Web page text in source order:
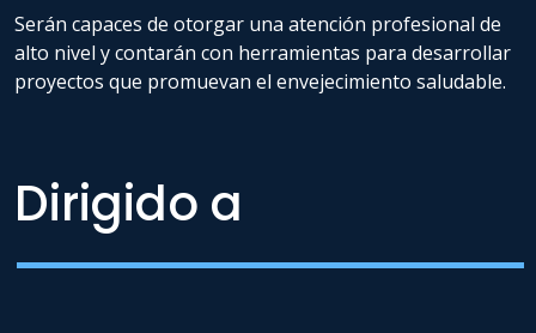
Serán capaces de otorgar una atención profesional de
alto nivel y contarán con herramientas para desarrollar
proyectos que promuevan el envejecimiento saludable.
Dirigido a